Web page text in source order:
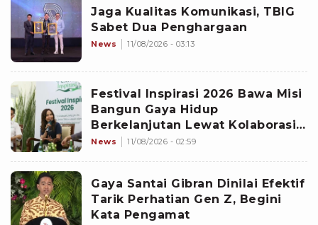
Jaga Kualitas Komunikasi, TBIG
Sabet Dua Penghargaan
News 11/08/2026 - 03:13
Festival Inspirasi 2026 Bawa Misi
Bangun Gaya Hidup
Berkelanjutan Lewat Kolaborasi
Lintas Sektor
News 11/08/2026 - 02:59
Gaya Santai Gibran Dinilai Efektif
Tarik Perhatian Gen Z, Begini
Kata Pengamat